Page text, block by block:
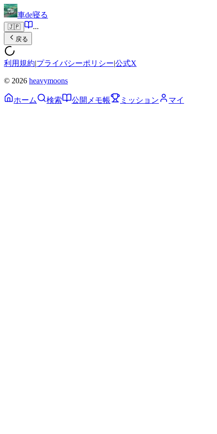
車de寝る
🇯🇵 ...
戻る
利用規約|プライバシーポリシー|公式X
© 2026 heavymoons
ホーム 検索 公開メモ帳 ミッション マイ